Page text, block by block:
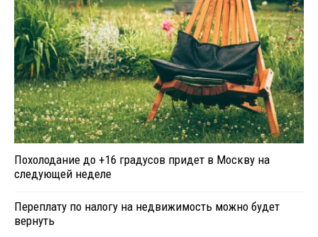
Похолодание до +16 градусов придет в Москву на
следующей неделе
Переплату по налогу на недвижимость можно будет
вернуть